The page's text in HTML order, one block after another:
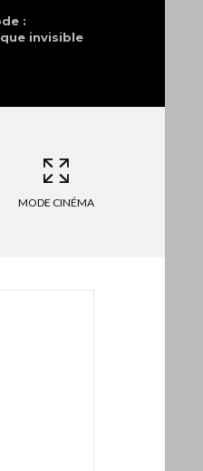
:
invisible
100% IA
MODE CINÉMA